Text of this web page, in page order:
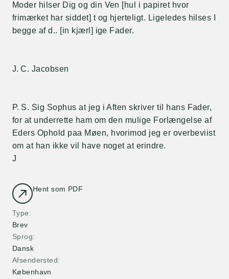
Hent som PDF
Type
Brev
Sprog
Dansk
Afsendersted
København
Moder hilser Dig og din Ven [hul i papiret hvor
frimærket har siddet] t og hjerteligt. Ligeledes hilses I
begge af d.. [in kjærl] ige Fader.
J. C. Jacobsen
P. S. Sig Sophus at jeg i Aften skriver til hans Fader,
for at underrette ham om den mulige Forlængelse af
Eders Ophold paa Møen, hvorimod jeg er overbeviist
om at han ikke vil have noget at erindre.
J